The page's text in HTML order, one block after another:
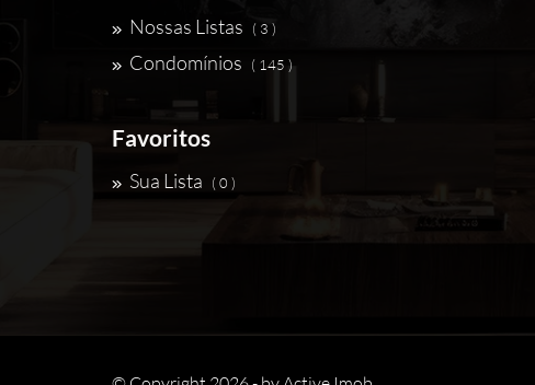
Nossas Listas ( 3 )
Condomínios ( 145 )
Favoritos
Sua Lista ( 0 )